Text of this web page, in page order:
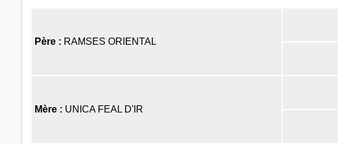
Père : RAMSES ORIENTAL
Mère : UNICA FEAL D'IR